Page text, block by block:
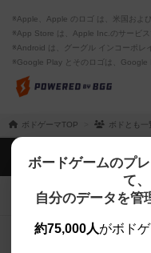
※Apple、Apple のロゴ は、米国およ
※App Store は、Apple Inc.のサービス
※Android は、グーグル インコーポレ
※Google Play とそのロゴは、Google
ボドゲーマTOP ボドとも一
ボードゲームのプ
て、
自分のデータを管
約75,000人がボド
ボドゲーマTOP
ボードゲームを検索
ボードゲームの新着